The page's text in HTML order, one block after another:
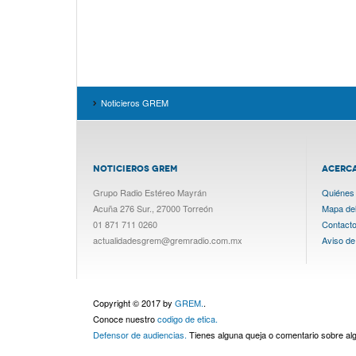
Noticieros GREM
NOTICIEROS GREM
Grupo Radio Estéreo Mayrán
Acuña 276 Sur., 27000 Torreón
01 871 711 0260
actualidadesgrem@gremradio.com.mx
Mapa
Aviso
Copyright © 2017 by GREM..
Conoce nuestrocodigo de etica.
Defensor de audiencias. Tienes alguna queja o comentario sobre